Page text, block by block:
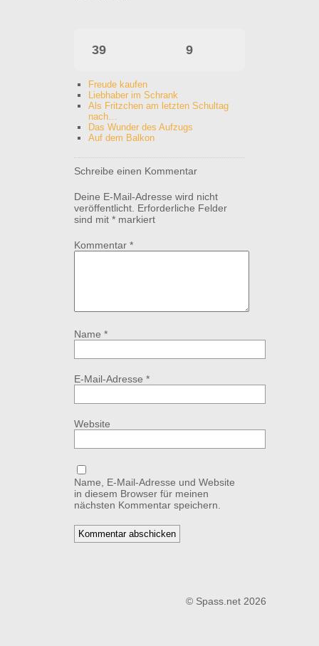
39 9
Freude kaufen
Liebhaber im Schrank
Als Fritzchen am letzten Schultag
nach…
Das Wunder des Aufzugs
Auf dem Balkon
Schreibe einen Kommentar
Deine E-Mail-Adresse wird nicht
veröffentlicht. Erforderliche Felder
sind mit * markiert
Kommentar *
Name *
E-Mail-Adresse *
Website
Name, E-Mail-Adresse und Website
in diesem Browser für meinen
nächsten Kommentar speichern.
© Spass.net 2026